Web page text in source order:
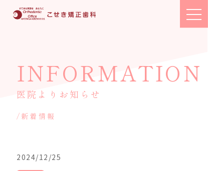
toggle
INFORMATION
医院よりお知らせ
/新着情報
2024/12/25